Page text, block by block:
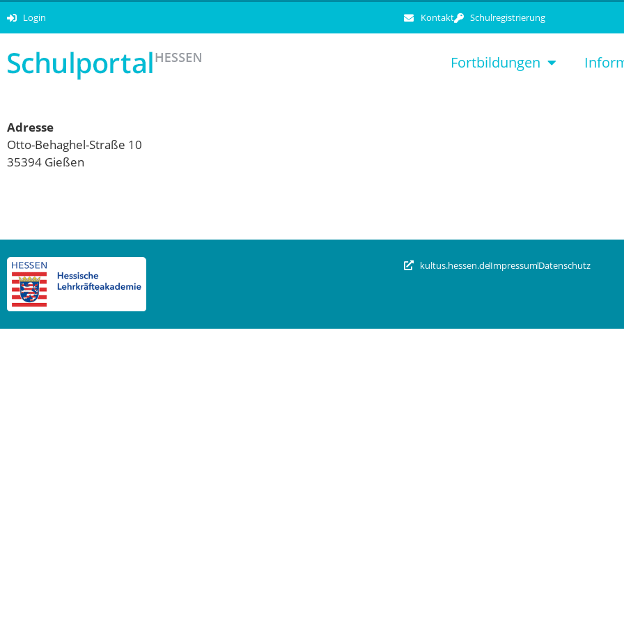
Login Kontakt Schulregistrierung
Fortbildungen
Adresse
Otto-Behaghel-Straße 10
35394 Gießen
kultus.hessen.deImpressumDatenschutz